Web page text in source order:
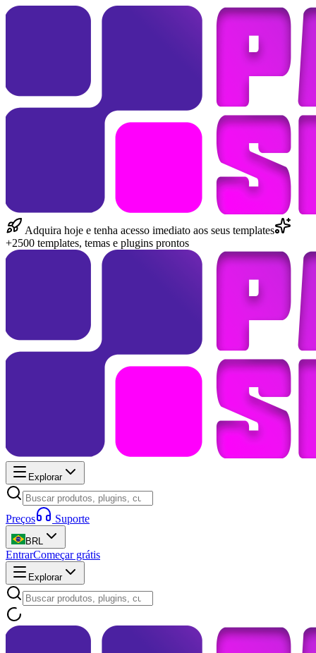
Adquira hoje e tenha acesso imediato aos seus templates
+2500 templates, temas e plugins prontos
Explorar
Preços Suporte
BRL
EntrarComeçar grátis
Explorar